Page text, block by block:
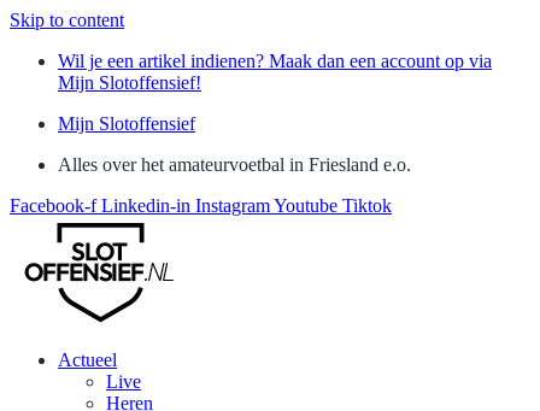
Skip to content
Wil je een artikel indienen? Maak dan een account op via
Mijn Slotoffensief!
Mijn Slotoffensief
Alles over het amateurvoetbal in Friesland e.o.
Facebook-f Linkedin-in InstagramYoutube Tiktok
Actueel
Live
Heren